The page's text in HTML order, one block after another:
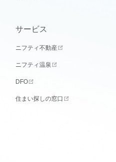
サービス
ニフティ不動産
ニフティ温泉
DFO
住まい探しの窓口